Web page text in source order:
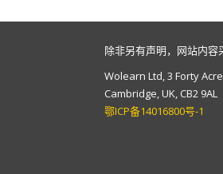
除非另有声明，网站内容
Wolearn Ltd, 3 Forty
Cambridge, UK, CB2 9AL
鄂ICP备14016800号-1